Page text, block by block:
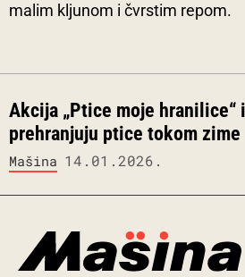
malim kljunom i čvrstim repom.
Akcija „Ptice moje hranilice“
prehranjuju ptice tokom zime
Mašina 14.01.2026.